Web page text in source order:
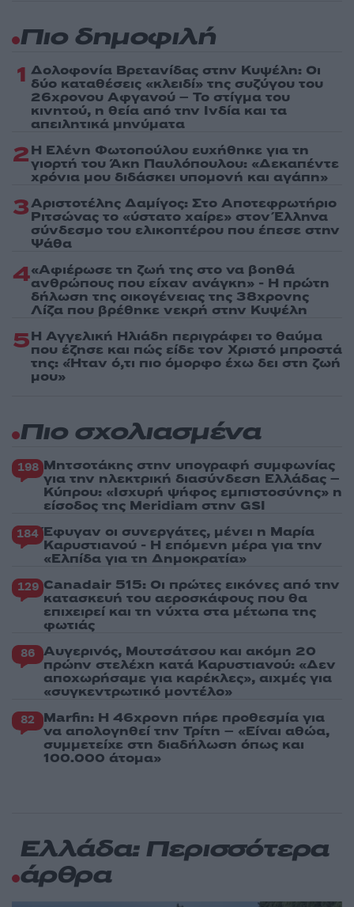
Πιο δημοφιλή
1 Δολοφονία Βρετανίδας στην Κυψέλη: Οι
δύο καταθέσεις «κλειδί» της συζύγου του
26χρονου Αφγανού – Το στίγμα του
κινητού, η θεία από την Ινδία και τα
απειλητικά μηνύματα
2Η Ελένη Φωτοπούλου ευχήθηκε για τη
γιορτή του Άκη Παυλόπουλου: «Δεκαπέντε
χρόνια μου διδάσκει υπομονή και αγάπη»
3Αριστοτέλης Δαμίγος: Στο Αποτεφρωτήριο
Ριτσώνας το «ύστατο χαίρε» στον Έλληνα
σύνδεσμο του ελικοπτέρου που έπεσε στην
Ψάθα
4«Αφιέρωσε τη ζωή της στο να βοηθά
ανθρώπους που είχαν ανάγκη» - Η πρώτη
δήλωση της οικογένειας της 38χρονης
Λίζα που βρέθηκε νεκρή στην Κυψέλη
5Η Αγγελική Ηλιάδη περιγράφει το θαύμα
που έζησε και πώς είδε τον Χριστό μπροστά
της: «Ήταν ό,τι πιο όμορφο έχω δει στη ζωή
μου»
Πιο σχολιασμένα
198 Μητσοτάκης στην υπογραφή συμφωνίας
για την ηλεκτρική διασύνδεση Ελλάδας –
Κύπρου: «Ισχυρή ψήφος εμπιστοσύνης» η
είσοδος της Meridiam στην GSI
184 Έφυγαν οι συνεργάτες, μένει η Μαρία
Καρυστιανού - Η επόμενη μέρα για την
«Ελπίδα για τη Δημοκρατία»
129 Canadair 515: Οι πρώτες εικόνες από την
κατασκευή του αεροσκάφους που θα
επιχειρεί και τη νύχτα στα μέτωπα της
φωτιάς
86 Αυγερινός, Μουτσάτσου και ακόμη 20
πρώην στελέχη κατά Καρυστιανού: «Δεν
αποχωρήσαμε για καρέκλες», αιχμές για
«συγκεντρωτικό μοντέλο»
82 Marfin: Η 46χρονη πήρε προθεσμία για
να απολογηθεί την Τρίτη – «Είναι αθώα,
συμμετείχε στη διαδήλωση όπως και
100.000 άτομα»
Ελλάδα: Περισσότερα
άρθρα